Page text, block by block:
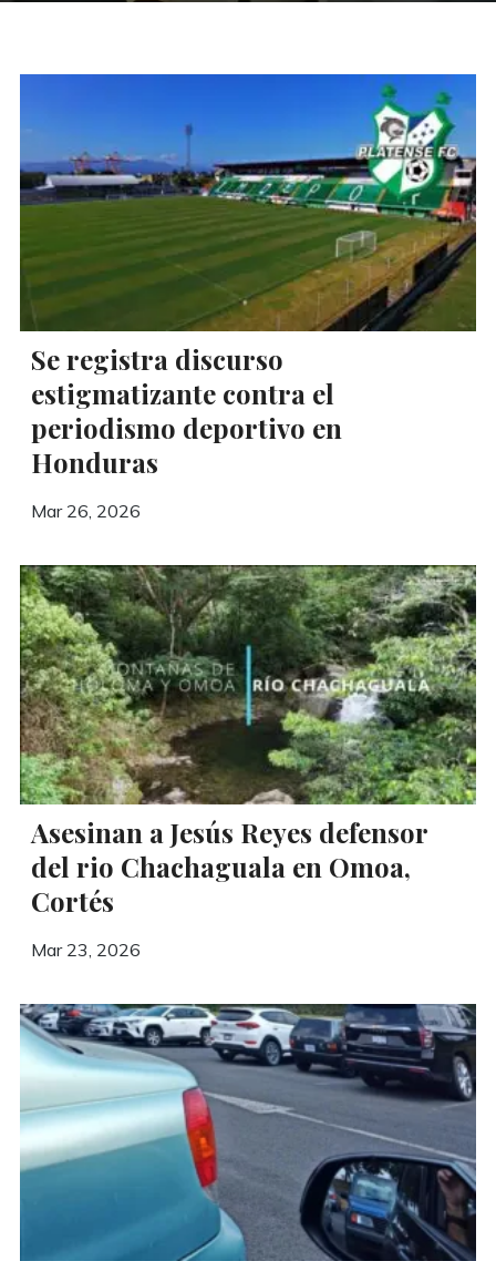
Se registra discurso
estigmatizante contra el
periodismo deportivo en
Honduras
Mar 26, 2026
Asesinan a Jesús Reyes defensor
del rio Chachaguala en Omoa,
Cortés
Mar 23, 2026